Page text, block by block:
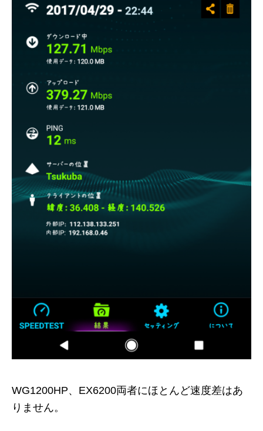
WG1200HP、EX6200両者にほとんど速度差はあ
りません。